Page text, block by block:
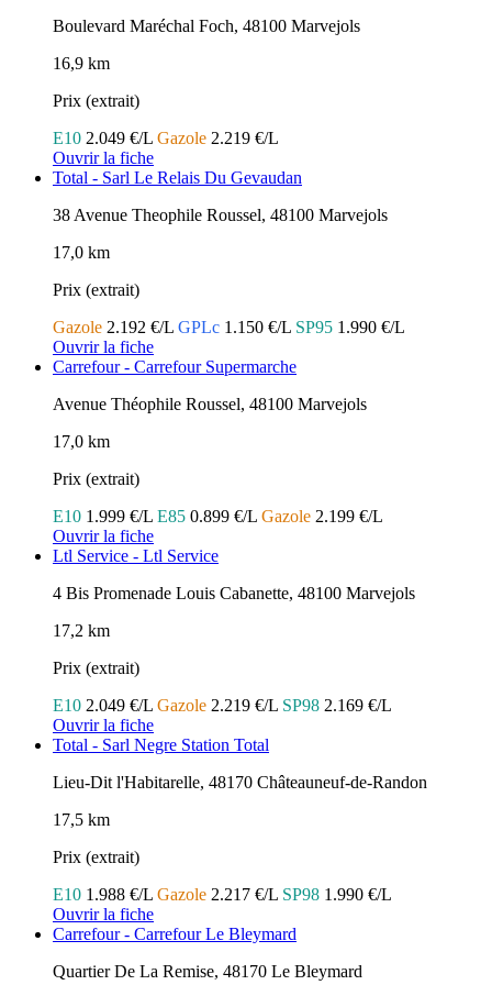
Boulevard Maréchal Foch, 48100 Marvejols
16,9 km
Prix (extrait)
E10 2.049 €/L Gazole 2.219 €/L
Ouvrir la fiche
Total - Sarl Le Relais Du Gevaudan
38 Avenue Theophile Roussel, 48100 Marvejols
17,0 km
Prix (extrait)
Gazole 2.192 €/L GPLc 1.150 €/L SP95 1.990 €/L
Ouvrir la fiche
Carrefour - Carrefour Supermarche
Avenue Théophile Roussel, 48100 Marvejols
17,0 km
Prix (extrait)
E10 1.999 €/L E85 0.899 €/L Gazole 2.199 €/L
Ouvrir la fiche
Ltl Service - Ltl Service
4 Bis Promenade Louis Cabanette, 48100 Marvejols
17,2 km
Prix (extrait)
E10 2.049 €/L Gazole 2.219 €/L SP98 2.169 €/L
Ouvrir la fiche
Total - Sarl Negre Station Total
Lieu-Dit l'Habitarelle, 48170 Châteauneuf-de-Randon
17,5 km
Prix (extrait)
E10 1.988 €/L Gazole 2.217 €/L SP98 1.990 €/L
Ouvrir la fiche
Carrefour - Carrefour Le Bleymard
Quartier De La Remise, 48170 Le Bleymard